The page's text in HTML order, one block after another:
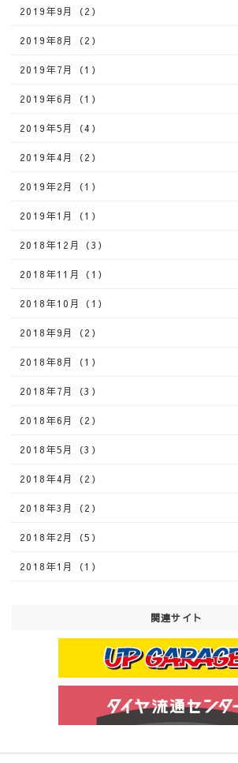
2019年9月（2）
2019年8月（2）
2019年7月（1）
2019年6月（1）
2019年5月（4）
2019年4月（2）
2019年2月（1）
2019年1月（1）
2018年12月（3）
2018年11月（1）
2018年10月（1）
2018年9月（2）
2018年8月（1）
2018年7月（3）
2018年6月（2）
2018年5月（3）
2018年4月（2）
2018年3月（2）
2018年2月（5）
2018年1月（1）
関連サイト